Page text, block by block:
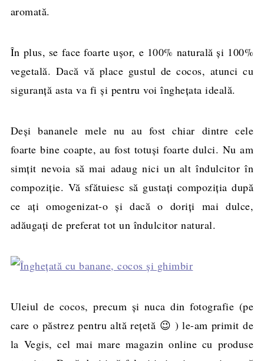
aromată.
În plus, se face foarte uşor, e 100% naturală şi 100%
vegetală. Dacă vă place gustul de cocos, atunci cu
siguranţă asta va fi şi pentru voi îngheţata ideală.
Deşi bananele mele nu au fost chiar dintre cele
foarte bine coapte, au fost totuşi foarte dulci. Nu am
simţit nevoia să mai adaug nici un alt îndulcitor în
compoziţie. Vă sfătuiesc să gustaţi compoziţia după
ce aţi omogenizat-o şi dacă o doriţi mai dulce,
adăugaţi de preferat tot un îndulcitor natural.
Uleiul de cocos, precum şi nuca din fotografie (pe
care o păstrez pentru altă reţetă 😉 ) le-am primit de
la Vegis, cel mai mare magazin online cu produse